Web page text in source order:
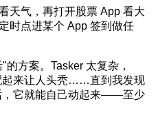
天气，再打开股票 App 看大
时点进某个 App 签到做任
方案。Tasker 太复杂，
起来让人头秃……直到我发现
，它就能自己动起来——至少